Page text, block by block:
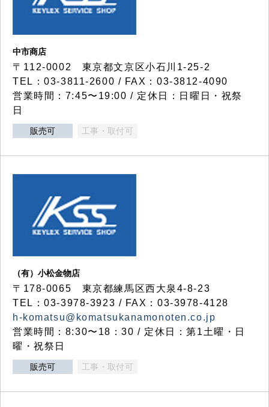
中市商店
〒112-0002 東京都文京区小石川1-25-2
TEL：03-3811-2600 / FAX：03-3812-4090
営業時間：7:45〜19:00 / 定休日：日曜日・祝祭
日
販売可 工事・取付可
（有）小松金物店
〒178-0065 東京都練馬区西大泉4-8-23
TEL：03-3978-3923 / FAX：03-3978-4128
h-komatsu@komatsukanamonoten.co.jp
営業時間：8:30〜18：30 / 定休日：第1土曜・日
曜・祝祭日
販売可 工事・取付可